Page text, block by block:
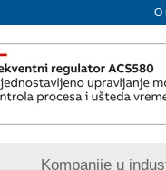
O
Kompanije u